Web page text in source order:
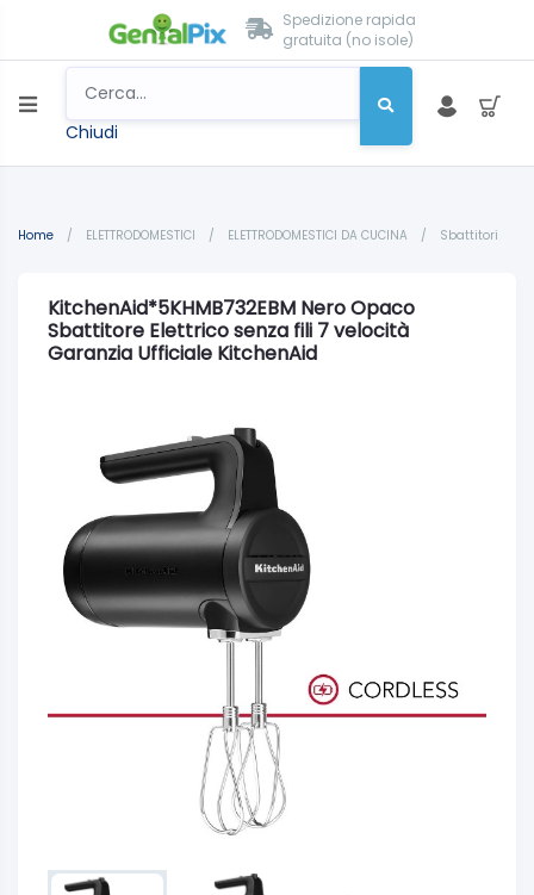
Spedizione rapida
gratuita (no isole)
Chiudi
Home / ELETTRODOMESTICI / ELETTRODOMESTICI DA CUCINA / Sbattitori
KitchenAid*5KHMB732EBM Nero Opaco
Sbattitore Elettrico senza fili 7 velocità
Garanzia Ufficiale KitchenAid